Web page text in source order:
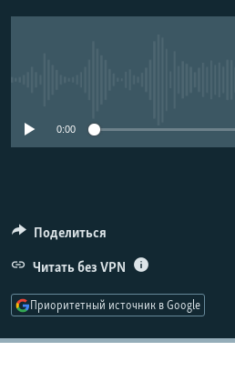
РАСПИСАНИЕ ВЕЩАНИЯ
0:00
Поделиться
Читать без VPN
Приоритетный источник в Google